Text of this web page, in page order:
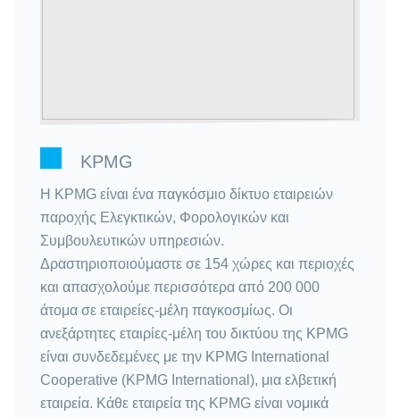
KPMG
Η KPMG είναι ένα παγκόσμιο δίκτυο εταιρειών
παροχής Ελεγκτικών, Φορολογικών και
Συμβουλευτικών υπηρεσιών.
Δραστηριοποιούμαστε σε 154 χώρες και περιοχές
και απασχολούμε περισσότερα από 200 000
άτομα σε εταιρείες-μέλη παγκοσμίως. Οι
ανεξάρτητες εταιρίες-μέλη του δικτύου της KPMG
είναι συνδεδεμένες με την KPMG International
Cooperative (KPMG International), μια ελβετική
εταιρεία. Κάθε εταιρεία της KPMG είναι νομικά